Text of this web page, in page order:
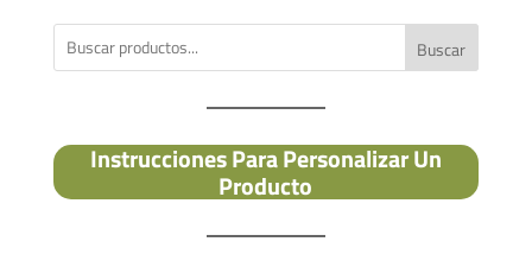
Buscar
Instrucciones Para Personalizar Un
Producto